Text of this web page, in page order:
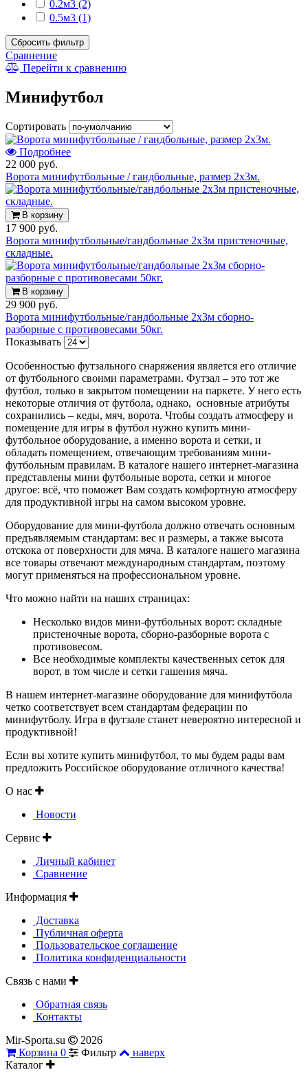
0.2м3 (2)
0.5м3 (1)
Сбросить фильтр
Сравнение
Перейти к сравнению
Минифутбол
Сортировать
Подробнее
22 000 руб.
Ворота минифутбольные / гандбольные, размер 2х3м.
В корзину
17 900 руб.
Ворота минифутбольные/гандбольные 2х3м пристеночные,
складные.
В корзину
29 900 руб.
Ворота минифутбольные/гандбольные 2х3м сборно-
разборные с противовесами 50кг.
Показывать
Особенностью футзального снаряжения является его отличие
от футбольного своими параметрами. Футзал – это тот же
футбол, только в закрытом помещении на паркете. У него есть
некоторые отличия от футбола, однако, основные атрибуты
сохранились – кеды, мяч, ворота. Чтобы создать атмосферу и
помещение для игры в футбол нужно купить мини-
футбольное оборудование, а именно ворота и сетки, и
обладать помещением, отвечающим требованиям мини-
футбольным правилам. В каталоге нашего интернет-магазина
представлены мини футбольные ворота, сетки и многое
другое: всё, что поможет Вам создать комфортную атмосферу
для продуктивной игры на самом высоком уровне.
Оборудование для мини-футбола должно отвечать основным
предъявляемым стандартам: вес и размеры, а также высота
отскока от поверхности для мяча. В каталоге нашего магазина
все товары отвечают международным стандартам, поэтому
могут применяться на профессиональном уровне.
Что можно найти на наших страницах:
Несколько видов мини-футбольных ворот: складные
пристеночные ворота, сборно-разборные ворота с
противовесом.
Все необходимые комплекты качественных сеток для
ворот, в том числе и сетки гашения мяча.
В нашем интернет-магазине оборудование для минифутбола
четко соответствует всем стандартам федерации по
минифутболу. Игра в футзале станет невероятно интересной и
продуктивной!
Если вы хотите купить минифутбол, то мы будем рады вам
предложить Российское оборудование отличного качества!
О нас
Новости
Сервис
Личный кабинет
Сравнение
Информация
Доставка
Публичная оферта
Пользовательское соглашение
Политика конфиденциальности
Связь с нами
Обратная связь
Контакты
Mir-Sporta.su
2026
Корзина 0 Фильтр
наверх
Каталог